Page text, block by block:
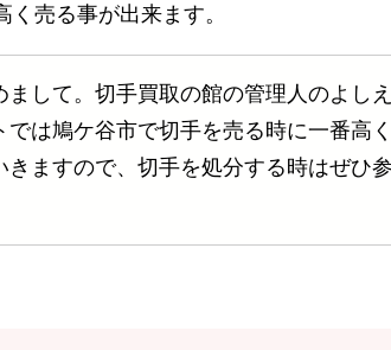
売る事が出来ます。
まして。切手買取の館の管理人のよし
では鳩ケ谷市で切手を売る時に一番高
きますので、切手を処分する時はぜひ